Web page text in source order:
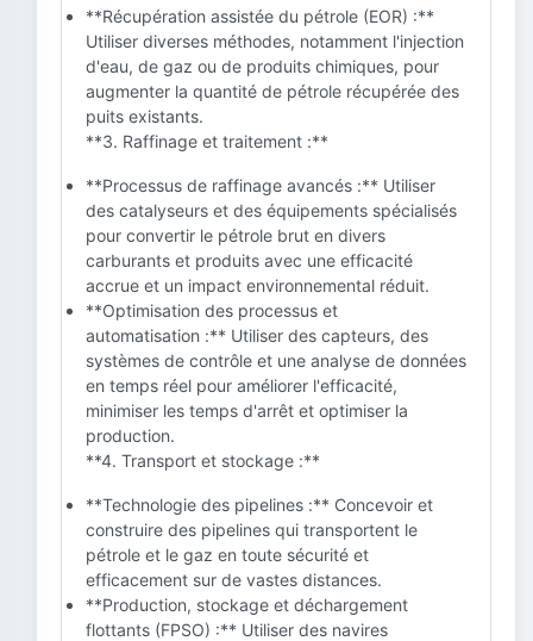
**Récupération assistée du pétrole (EOR) :**
Utiliser diverses méthodes, notamment l'injection
d'eau, de gaz ou de produits chimiques, pour
augmenter la quantité de pétrole récupérée des
puits existants.
**3. Raffinage et traitement :**
**Processus de raffinage avancés :** Utiliser
des catalyseurs et des équipements spécialisés
pour convertir le pétrole brut en divers
carburants et produits avec une efficacité
accrue et un impact environnemental réduit.
**Optimisation des processus et
automatisation :** Utiliser des capteurs, des
systèmes de contrôle et une analyse de données
en temps réel pour améliorer l'efficacité,
minimiser les temps d'arrêt et optimiser la
production.
**4. Transport et stockage :**
**Technologie des pipelines :** Concevoir et
construire des pipelines qui transportent le
pétrole et le gaz en toute sécurité et
efficacement sur de vastes distances.
**Production, stockage et déchargement
flottants (FPSO) :** Utiliser des navires